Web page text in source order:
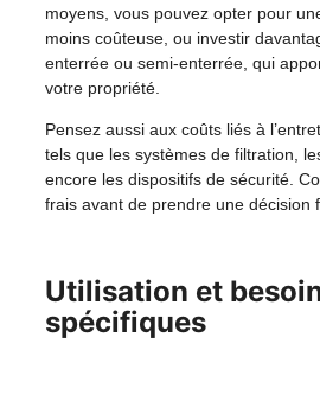
moyens, vous pouvez opter pour
moins coûteuse, ou investir
enterrée ou semi-enterrée, qui
votre propriété.
Pensez aussi aux coûts liés à
tels que les systèmes de filtration,
encore les dispositifs de sécurité.
frais avant de prendre une décision
Utilisation et
spécifiques